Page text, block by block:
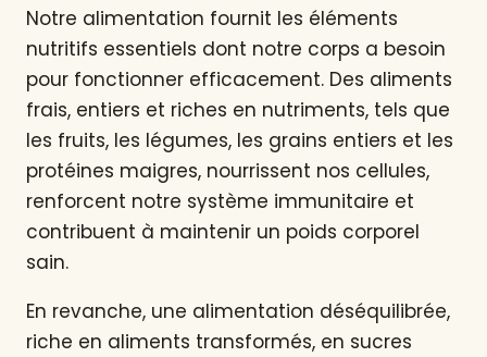
Notre alimentation fournit les éléments
nutritifs essentiels dont notre corps a besoin
pour fonctionner efficacement. Des aliments
frais, entiers et riches en nutriments, tels que
les fruits, les légumes, les grains entiers et les
protéines maigres, nourrissent nos cellules,
renforcent notre système immunitaire et
contribuent à maintenir un poids corporel
sain.
En revanche, une alimentation déséquilibrée,
riche en aliments transformés, en sucres